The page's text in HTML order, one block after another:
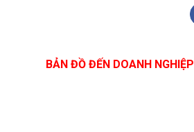
BẢN ĐỒ ĐẾN DOANH NGHIỆP